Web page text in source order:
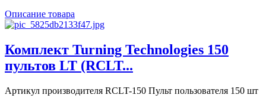
Описание товара
Комплект Turning Technologies 150
пультов LT (RCLT...
Артикул производителя RCLT-150 Пульт пользователя 150 шт